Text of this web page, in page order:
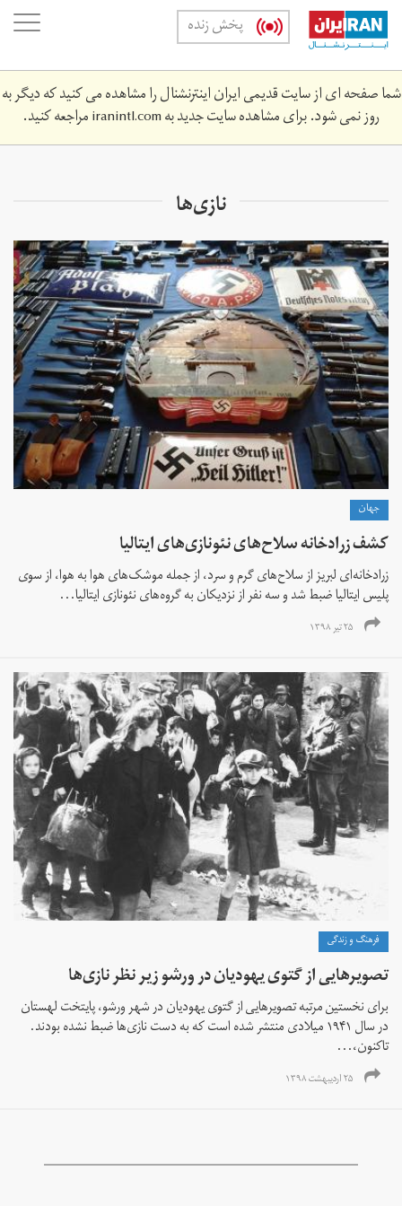
Skip
main
content
پخش زنده
شما صفحه ای از سایت قدیمی ایران اینترنشنال را مشاهده می کنید که دیگر به
روز نمی شود. برای مشاهده سایت جدید بهiranintl.comمراجعه کنید.
نازی‌ها
جهان
کشف زرادخانه سلاح‌های نئونازی‌های ایتالیا
زرادخانه‌ای لبریز از سلاح‌های گرم و سرد، از جمله موشک‌های هوا به هوا، از سوی
پلیس ایتالیا ضبط شد و سه نفر از نزدیکان به گروه‌های نئونازی ایتالیا...
۲۵ تیر ۱۳۹۸
فرهنگ و زندگی
تصویرهایی از گتوی یهودیان در ورشو زیر نظر نازی‌ها
برای نخستین مرتبه تصویرهایی از گتوی یهودیان در شهر ورشو، پایتخت لهستان
در سال ۱۹۴۱ میلادی منتشر شده است که به دست نازی‌ها ضبط نشده بودند.
تاکنون،...
۲۵ اردیبهشت ۱۳۹۸